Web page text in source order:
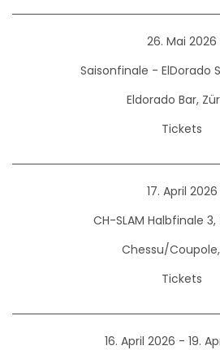
26. Mai 2026
Saisonfinale - ElDorado
Eldorado Bar,
Tickets
17. April 2026
CH-SLAM Halbfinale 3,
Chessu/
Tickets
16. April 2026 - 19.